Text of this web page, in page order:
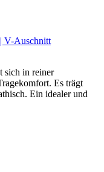
V-Auschnitt
sich in reiner
Es trägt
Ein idealer und